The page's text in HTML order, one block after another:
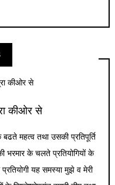
कीओर से
महत्व तथा उसकी प्रतिपूर्ति
भरमार के चलते प्रतियोगियों के
यह समस्या मुझे व मेरी